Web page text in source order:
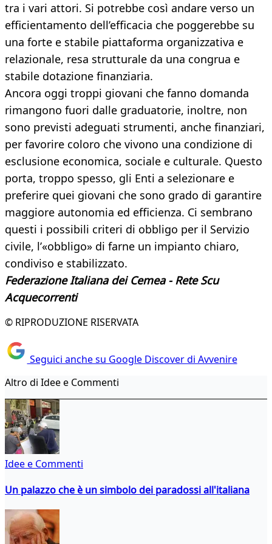
tra i vari attori. Si potrebbe così andare verso un
efficientamento dell’efficacia che poggerebbe su
una forte e stabile piattaforma organizzativa e
relazionale, resa strutturale da una congrua e
stabile dotazione finanziaria.
Ancora oggi troppi giovani che fanno domanda
rimangono fuori dalle graduatorie, inoltre, non
sono previsti adeguati strumenti, anche finanziari,
per favorire coloro che vivono una condizione di
esclusione economica, sociale e culturale. Questo
porta, troppo spesso, gli Enti a selezionare e
preferire quei giovani che sono grado di garantire
maggiore autonomia ed efficienza. Ci sembrano
questi i possibili criteri di obbligo per il Servizio
civile, l’«obbligo» di farne un impianto chiaro,
condiviso e stabilizzato.
Federazione Italiana dei Cemea - Rete Scu
Acquecorrenti
© RIPRODUZIONE RISERVATA
Seguici anche su Google Discover di Avvenire
Altro di Idee e Commenti
Idee e Commenti
Un palazzo che è un simbolo dei paradossi all'italiana